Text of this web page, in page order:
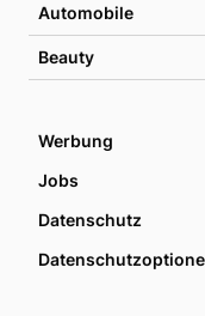
Automobile
Beauty
Werbung
Jobs
Datenschutz